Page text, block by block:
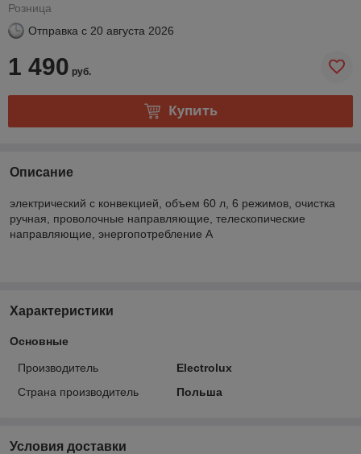
Розница
Отправка с 20 августа 2026
1 490 руб.
Купить
Описание
электрический с конвекцией, объем 60 л, 6 режимов, очистка
ручная, проволочные направляющие, телескопические
направляющие, энергопотребление A
Характеристики
Основные
Производитель
Electrolux
Страна производитель
Польша
Условия доставки